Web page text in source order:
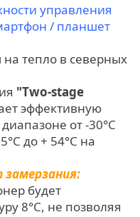
управления
/ планшет
тепло в северных
"Two-stage
эффективную
от -30°C
до + 54°C на
будет
8°C, не позволяя